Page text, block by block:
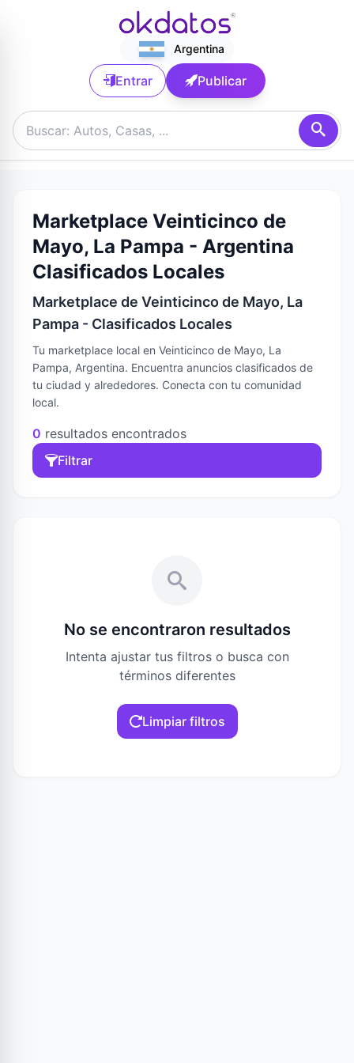
Argentina
Entrar Publicar
Marketplace Veinticinco de
Mayo, La Pampa - Argentina
Clasificados Locales
Marketplace de Veinticinco de Mayo, La
Pampa - Clasificados Locales
Tu marketplace local en Veinticinco de Mayo, La
Pampa, Argentina. Encuentra anuncios clasificados de
tu ciudad y alrededores. Conecta con tu comunidad
local.
0 resultados encontrados
Filtrar
No se encontraron resultados
Intenta ajustar tus filtros o busca con
términos diferentes
Limpiar filtros